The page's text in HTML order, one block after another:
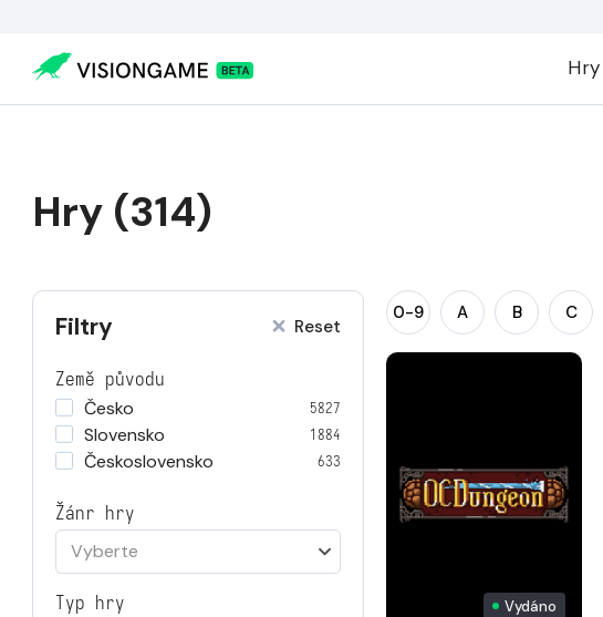
Hry
Hry (314)
Filtry Reset
Země původu
Česko
5827
Slovensko 1884
Československo 633
Žánr hry
Vyberte
Typ hry
0-9 A B C
Vydáno